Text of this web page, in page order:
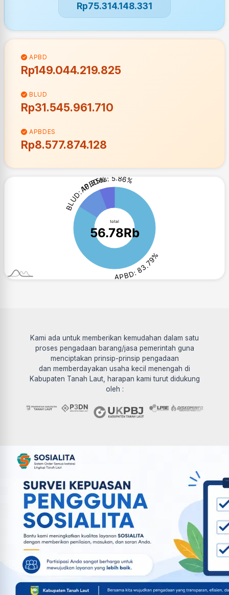
Rp75.314.148.331
APBD
Rp149.044.219.825
BLUD
Rp31.545.961.710
APBDES
Rp8.577.874.128
Kami ada untuk memberikan kemudahan dalam satu
proses pengadaan barang/jasa pemerintah guna
menciptakan prinsip-prinsip pengadaan
dan memberdayakan usaha kecil menengah di
Kabupaten Tanah Laut, harapan kami turut didukung
oleh :